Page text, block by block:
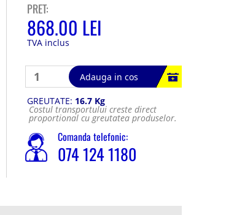
PRET:
868.00 LEI
TVA inclus
Adauga in cos
GREUTATE: 16.7 Kg
Costul transportului creste direct
proportional cu greutatea produselor.
Comanda telefonic:
074 124 1180